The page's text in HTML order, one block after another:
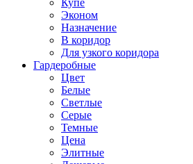
Купе
Эконом
Назначение
В коридор
Для узкого коридора
Гардеробные
Цвет
Белые
Светлые
Серые
Темные
Цена
Элитные